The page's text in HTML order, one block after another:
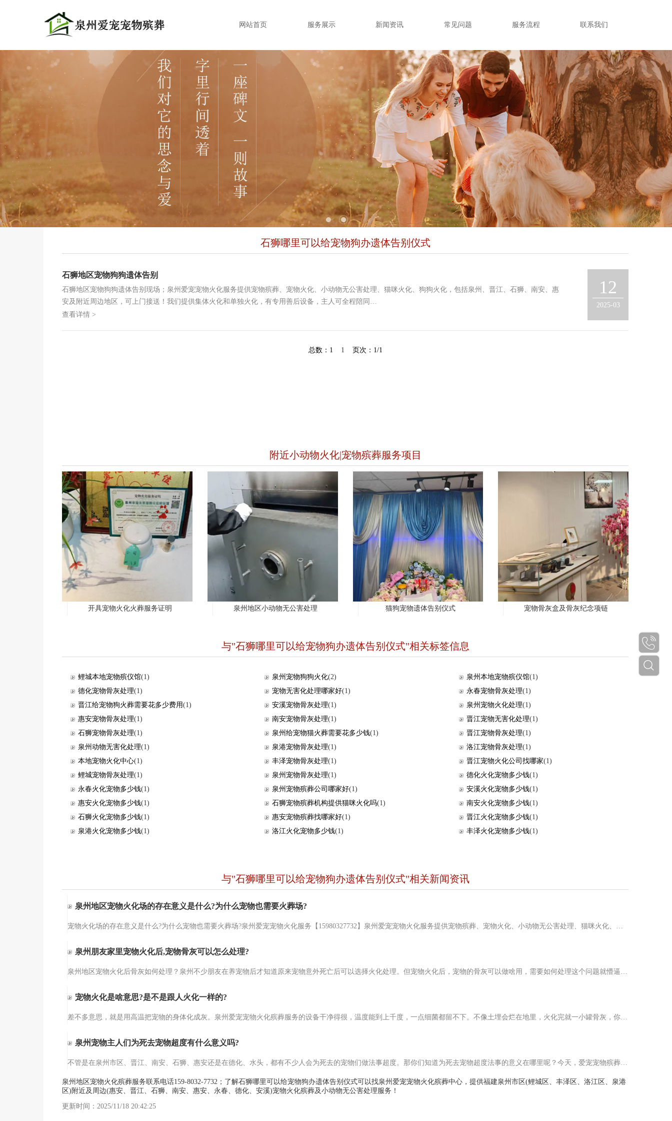
网站首页 服务展示 新闻资讯 常见问题 服务流程 联系我们
石狮哪里可以给宠物狗办遗体告别仪式
石狮地区宠物狗狗遗体告别
石狮地区宠物狗狗遗体告别现场；泉州爱宠宠物火化服务提供宠物殡葬、宠物火化、小动物无公害处理、猫咪火化、狗狗火化，包括泉州、晋江、石狮、南安、惠
安及附近周边地区，可上门接送！我们提供集体火化和单独火化，有专用善后设备，主人可全程陪同…
查看详情 >
12
2025-03
总数：1 1 页次：1/1
附近小动物火化|宠物殡葬服务项目
开具宠物火化火葬服务证明 泉州地区小动物无公害处理 猫狗宠物遗体告别仪式 宠物骨灰盒及骨灰纪念项链
与"石狮哪里可以给宠物狗办遗体告别仪式"相关标签信息
鲤城本地宠物殡仪馆(1) 泉州宠物狗狗火化(2) 泉州本地宠物殡仪馆(1)
德化宠物骨灰处理(1) 宠物无害化处理哪家好(1) 永春宠物骨灰处理(1)
晋江给宠物狗火葬需要花多少费用(1) 安溪宠物骨灰处理(1) 泉州宠物火化处理(1)
惠安宠物骨灰处理(1) 南安宠物骨灰处理(1) 晋江宠物无害化处理(1)
石狮宠物骨灰处理(1) 泉州给宠物猫火葬需要花多少钱(1) 晋江宠物骨灰处理(1)
泉州动物无害化处理(1) 泉港宠物骨灰处理(1) 洛江宠物骨灰处理(1)
本地宠物火化中心(1) 丰泽宠物骨灰处理(1) 晋江宠物火化公司找哪家(1)
鲤城宠物骨灰处理(1) 泉州宠物骨灰处理(1) 德化火化宠物多少钱(1)
永春火化宠物多少钱(1) 泉州宠物殡葬公司哪家好(1) 安溪火化宠物多少钱(1)
惠安火化宠物多少钱(1) 石狮宠物殡葬机构提供猫咪火化吗(1) 南安火化宠物多少钱(1)
石狮火化宠物多少钱(1) 惠安宠物殡葬找哪家好(1) 晋江火化宠物多少钱(1)
泉港火化宠物多少钱(1) 洛江火化宠物多少钱(1) 丰泽火化宠物多少钱(1)
与"石狮哪里可以给宠物狗办遗体告别仪式"相关新闻资讯
泉州地区宠物火化场的存在意义是什么?为什么宠物也需要火葬场?
宠物火化场的存在意义是什么?为什么宠物也需要火葬场?泉州爱宠宠物火化服务【15980327732】泉州爱宠宠物火化服务提供宠物殡葬、宠物火化、小动物无公害处理、猫咪火化、狗狗火化，包括泉州、晋江、石狮、南安、惠安及…
泉州朋友家里宠物火化后,宠物骨灰可以怎么处理?
泉州地区宠物火化后骨灰如何处理？泉州不少朋友在养宠物后才知道原来宠物意外死亡后可以选择火化处理。但宠物火化后，宠物的骨灰可以做啥用，需要如何处理这个问题就懵逼了，对，这个问题难倒了一部分的人。其实，宠…
宠物火化是啥意思?是不是跟人火化一样的?
差不多意思，就是用高温把宠物的身体化成灰。泉州爱宠宠物火化殡葬服务的设备干净得很，温度能到上千度，一点细菌都留不下。不像土埋会烂在地里，火化完就一小罐骨灰，你想放家里当念想，或者埋在专门的宠物墓园，都…
泉州宠物主人们为死去宠物超度有什么意义吗?
不管是在泉州市区、晋江、南安、石狮、惠安还是在德化、水头，都有不少人会为死去的宠物们做法事超度。那你们知道为死去宠物超度法事的意义在哪里呢？今天，爱宠宠物殡葬服务中心小编就给大家来讲一讲为死去宠物做超…
泉州地区宠物火化殡葬服务联系电话159-8032-7732；了解石狮哪里可以给宠物狗办遗体告别仪式可以找泉州爱宠宠物火化殡葬中心，提供福建泉州市区(鲤城区、丰泽区、洛江区、泉港
区)附近及周边(惠安、晋江、石狮、南安、惠安、永春、德化、安溪)宠物火化殡葬及小动物无公害处理服务！
更新时间：2025/11/18 20:42:25